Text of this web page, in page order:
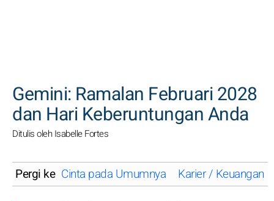
Gemini: Ramalan Februari 2028
dan Hari Keberuntungan Anda
Ditulis oleh Isabelle Fortes
Pergi ke Cinta pada Umumnya Karier / Keuangan